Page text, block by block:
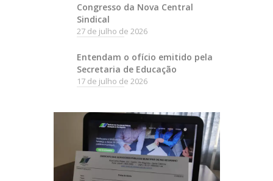
Congresso da Nova Central
Sindical
27 de julho de 2026
Entendam o ofício emitido pela
Secretaria de Educação
17 de julho de 2026